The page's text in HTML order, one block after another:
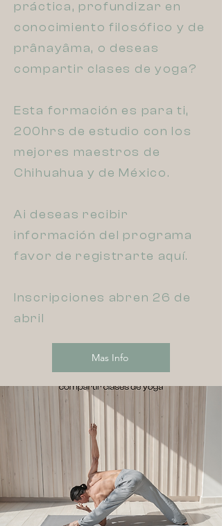
práctica, profundizar en
conocimiento filosófico y de
prânayâma, o deseas
compartir clases de yoga?
Esta formación es para ti,
200hrs de estudio con los
mejores maestros de
Chihuahua y de México.
Ai deseas recibir
información del programa
favor de registrarte aquí.
Inscripciones abren 26 de
abril
Mas Info